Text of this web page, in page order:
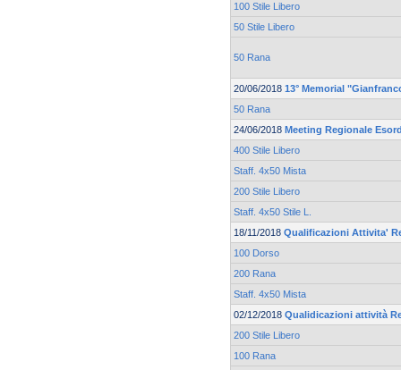
100 Stile Libero
50 Stile Libero
50 Rana
20/06/2018 13° Memorial
50 Rana
24/06/2018 Meeting Regionale
400 Stile Libero
Staff. 4x50 Mista
200 Stile Libero
Staff. 4x50 Stile L.
18/11/2018 Qualificazioni Attivita'
100 Dorso
200 Rana
Staff. 4x50 Mista
02/12/2018 Qualidicazioni attività
200 Stile Libero
100 Rana